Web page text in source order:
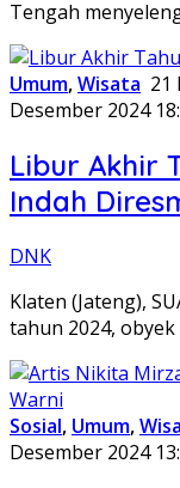
Tengah
Umum,Wisata 21
Desember 2024
Libur Akhir
Indah
DNK
Klaten (Jateng),
tahun 2024,
Sosial, Umum,
Desember 2024